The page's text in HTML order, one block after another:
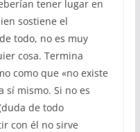
tener lugar en
sostiene el
todo, no es muy
cosa. Termina
como que «no existe
sí mismo. Si no es
de todo
con él no sirve